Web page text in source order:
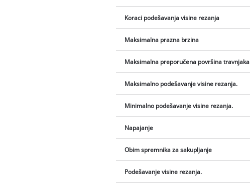
Koraci podešavanja visine rezanja
Maksimalna prazna brzina
Maksimalna preporučena površina travnjaka
Maksimalno podešavanje visine rezanja.
Minimalno podešavanje visine rezanja.
Napajanje
Obim spremnika za sakupljanje
Podešavanje visine rezanja.